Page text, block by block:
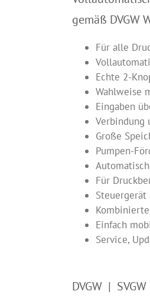
gemäß DVGW
Für alle
Echte 2-
Wahlweise
Eingaben
Verbindung
Große
Pumpen-
Für
Einfach
Service,
DVGW |